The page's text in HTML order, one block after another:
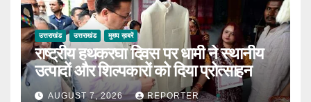
उत्तराखंड उत्तराखंड मुख्य ख़बरें
राष्ट्रीय हथकरघा दिवस पर धामी ने स्थानीय
उत्पादों और शिल्पकारों को दिया प्रोत्साहन
AUGUST 7, 2026 REPORTER